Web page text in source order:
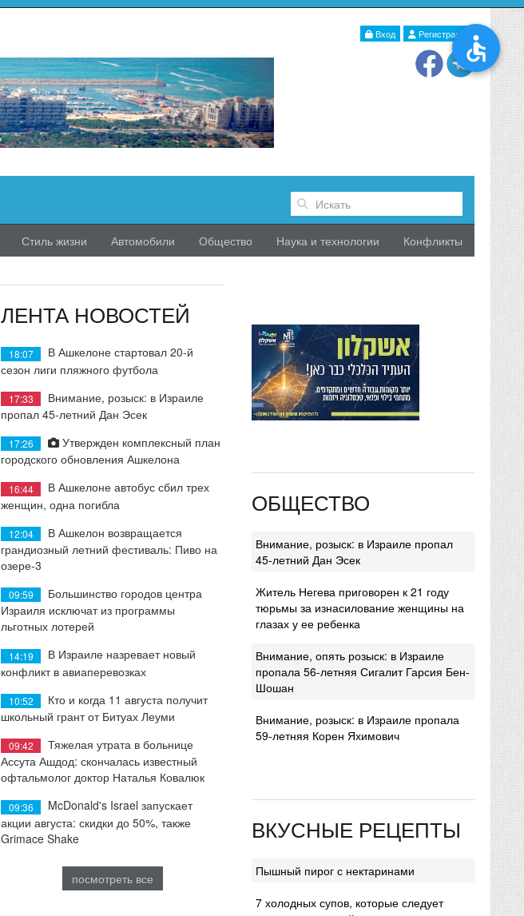
Вход Регистрация
Стиль жизни Автомобили Общество Наука и технологии Конфликты
ЛЕНТА НОВОСТЕЙ
18:07
В Ашкелоне стартовал 20-й
сезон лиги пляжного футбола
17:33
Внимание, розыск: в Израиле
пропал 45-летний Дан Эсек
17:26
Утвержден комплексный план
городского обновления Ашкелона
16:44
В Ашкелоне автобус сбил трех
женщин, одна погибла
12:04
В Ашкелон возвращается
грандиозный летний фестиваль: Пиво на
озере-3
09:59
Большинство городов центра
Израиля исключат из программы
льготных лотерей
14:19
В Израиле назревает новый
конфликт в авиаперевозках
10:52
Кто и когда 11 августа получит
школьный грант от Битуах Леуми
09:42
Тяжелая утрата в больнице
Ассута Ашдод: скончалась известный
офтальмолог доктор Наталья Ковалюк
09:36
McDonald's Israel запускает
акции августа: скидки до 50%, также
Grimace Shake
посмотреть все
ОБЩЕСТВО
Внимание, розыск: в Израиле пропал
45-летний Дан Эсек
Житель Негева приговорен к 21 году
тюрьмы за изнасилование женщины на
глазах у ее ребенка
Внимание, опять розыск: в Израиле
пропала 56-летняя Сигалит Гарсия Бен-
Шошан
Внимание, розыск: в Израиле пропала
59-летняя Корен Яхимович
ВКУСНЫЕ РЕЦЕПТЫ
Пышный пирог с нектаринами
7 холодных супов, которые следует